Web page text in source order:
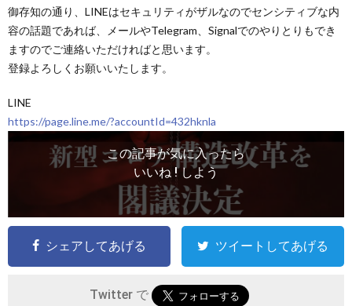
御存知の通り、LINEはセキュリティがザルなのでセンシティブな内
容の話題であれば、メールやTelegram、Signalでのやりとりもでき
ますのでご連絡いただければと思います。
登録よろしくお願いいたします。
LINE
https://page.line.me/?accountId=432hknla
この記事が気に入ったら
いいね ! しよう
シェアしてあげる ツイートしてあげる
Twitter で